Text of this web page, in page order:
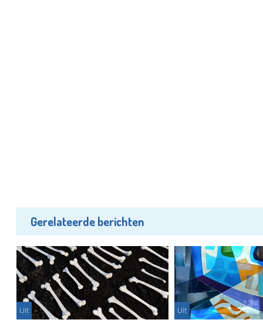
Gerelateerde berichten
Uit Uit